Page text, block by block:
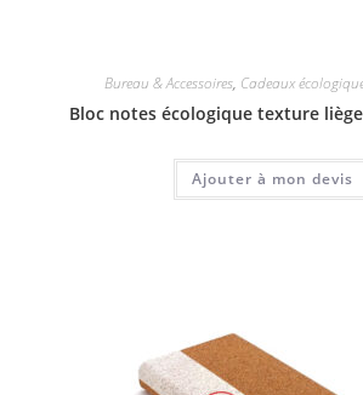
Bureau & Accessoires, Cadeaux
Bloc notes écologique texture
Ajouter à mon devis